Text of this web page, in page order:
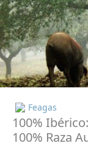
Feagas
100%
100% Raza